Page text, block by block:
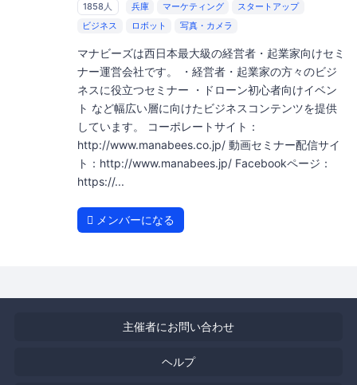
1858人 兵庫 マーケティング
スタートアップ
ビジネス
ロボット 写真・カメラ
マナビーズは西日本最大級の経営者・起業家向けセミ
ナー運営会社です。 ・経営者・起業家の方々のビジ
ネスに役立つセミナー ・ドローン初心者向けイベン
ト など幅広い層に向けたビジネスコンテンツを提供
しています。 コーポレートサイト：
http://www.manabees.co.jp/ 動画セミナー配信サイ
ト：http://www.manabees.jp/ Facebookページ：
https://...
メンバーになる
主催者にお問い合わせ
ヘルプ